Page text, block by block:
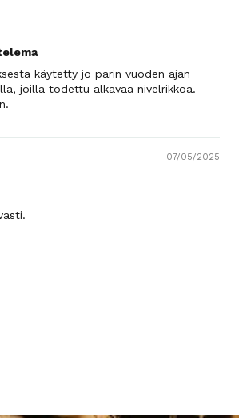
käytetty jo parin vuoden ajan
joilla todettu alkavaa nivelrikkoa.
07/05/2025